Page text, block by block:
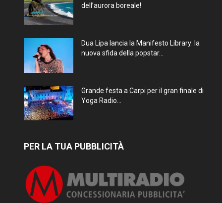
dell’aurora boreale!
Dua Lipa lancia la Manifesto Library: la
nuova sfida della popstar...
Grande festa a Carpi per il gran finale di
Yoga Radio...
PER LA TUA PUBBLICITÀ